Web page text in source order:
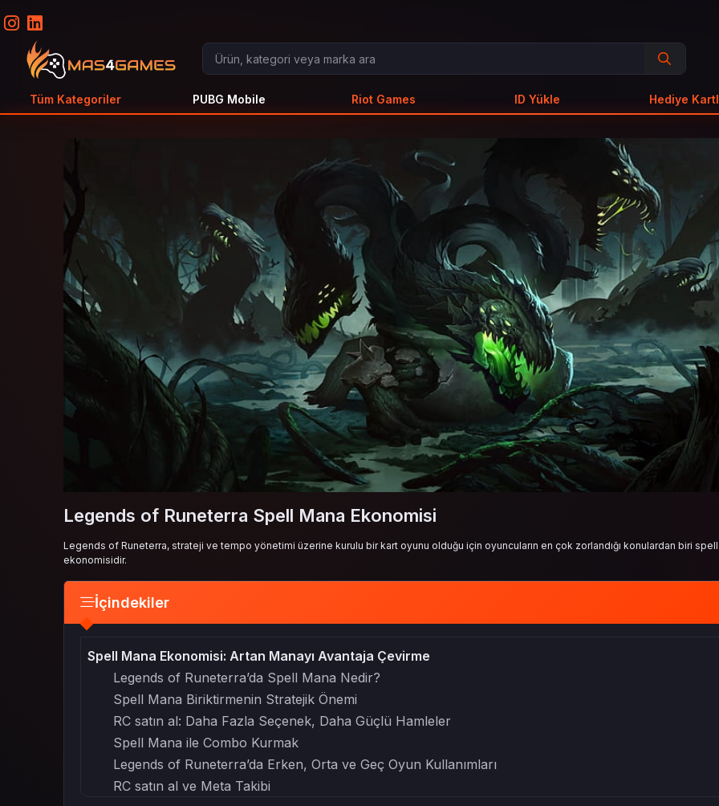
Tüm Kategoriler PUBG Mobile Riot Games ID Yükle Hediye
Legends of Runeterra Spell Mana Ekonomisi
Legends of Runeterra, strateji ve tempo yönetimi üzerine kurulu bir kart oyunu olduğu için oyuncuların en çok zorlandığı konulardan biri spell
ekonomisidir.
İçindekiler
Spell Mana Ekonomisi: Artan Manayı Avantaja Çevirme
Legends of Runeterra’da Spell Mana Nedir?
Spell Mana Biriktirmenin Stratejik Önemi
RC satın al: Daha Fazla Seçenek, Daha Güçlü Hamleler
Spell Mana ile Combo Kurmak
Legends of Runeterra’da Erken, Orta ve Geç Oyun Kullanımları
RC satın al ve Meta Takibi